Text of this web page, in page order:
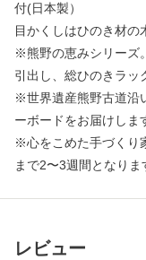
付(日本製）
目かくしはひのき材の
※熊野の恵みシリーズ
引出し、総ひのきラッ
※世界遺産熊野古道沿
ーボードをお届けしま
※心をこめた手づくり
まで2〜3週間となりま
レビュー